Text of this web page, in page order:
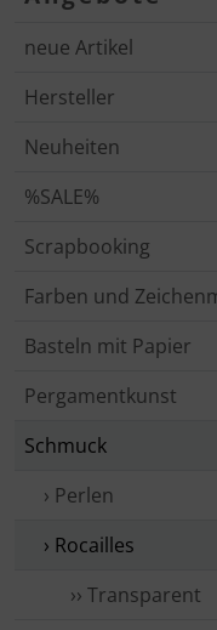
Springe zum
Springe zu den
neue Artikel
Hersteller
Neuheiten
%SALE%
Scrapbooking
Farben und
Basteln mit Papier
Pergamentkunst
Schmuck
› Perlen
› Rocailles
›› Trans­parent